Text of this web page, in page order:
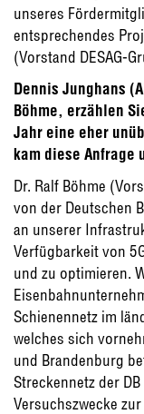
unseres
entsprechendes
(Vorstand DESAG-
Dennis Junghans
Böhme, erzählen
Jahr eine eher
kam diese Anfrage
Dr. Ralf Böhme
von der Deutschen
an unserer
Verfügbarkeit von
und zu optimieren.
Schienennetz im
welches sich
und Brandenburg
Streckennetz der
Versuchszwecke